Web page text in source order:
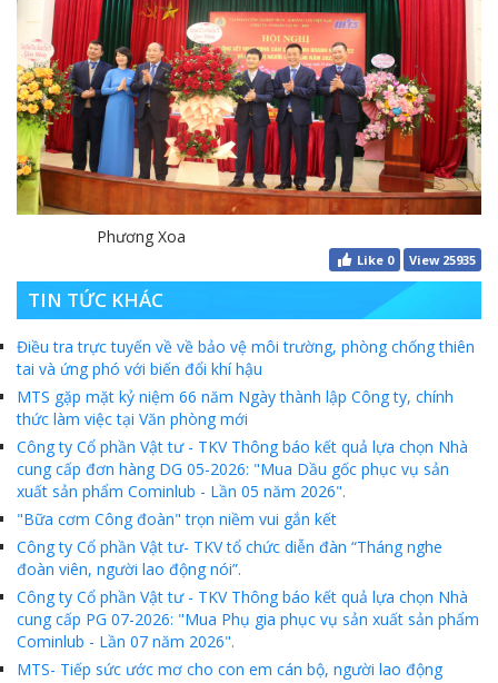
Phương Xoa
Like 0 View 25935
TIN TỨC KHÁC
Điều tra trực tuyến về về bảo vệ môi trường, phòng chống thiên
tai và ứng phó với biến đổi khí hậu
MTS gặp mặt kỷ niệm 66 năm Ngày thành lập Công ty, chính
thức làm việc tại Văn phòng mới
Công ty Cổ phần Vật tư - TKV Thông báo kết quả lựa chọn Nhà
cung cấp đơn hàng DG 05-2026: "Mua Dầu gốc phục vụ sản
xuất sản phẩm Cominlub - Lần 05 năm 2026".
"Bữa cơm Công đoàn" trọn niềm vui gắn kết
Công ty Cổ phần Vật tư- TKV tổ chức diễn đàn “Tháng nghe
đoàn viên, người lao động nói”.
Công ty Cổ phần Vật tư - TKV Thông báo kết quả lựa chọn Nhà
cung cấp PG 07-2026: "Mua Phụ gia phục vụ sản xuất sản phẩm
Cominlub - Lần 07 năm 2026".
MTS- Tiếp sức ước mơ cho con em cán bộ, người lao động